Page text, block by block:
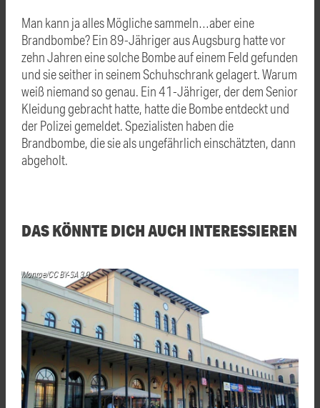
Man kann ja alles Mögliche sammeln…aber eine
Brandbombe? Ein 89-Jähriger aus Augsburg hatte vor
zehn Jahren eine solche Bombe auf einem Feld gefunden
und sie seither in seinem Schuhschrank gelagert. Warum
weiß niemand so genau. Ein 41-Jähriger, der dem Senior
Kleidung gebracht hatte, hatte die Bombe entdeckt und
der Polizei gemeldet. Spezialisten haben die
Brandbombe, die sie als ungefährlich einschätzten, dann
abgeholt.
DAS KÖNNTE DICH AUCH INTERESSIEREN
Monroe/CC BY-SA 3.0